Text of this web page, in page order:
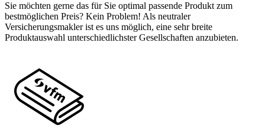
Sie möchten gerne das für Sie optimal passende Produkt zum
bestmöglichen Preis? Kein Problem! Als neutraler
Versicherungsmakler ist es uns möglich, eine sehr breite
Produktauswahl unterschiedlichster Gesellschaften anzubieten.